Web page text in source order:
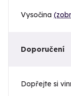
Vysočina
Doporučení
Dopřejte si